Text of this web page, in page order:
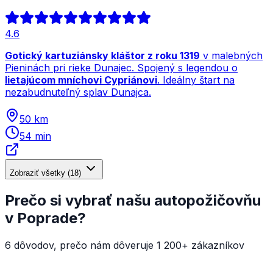
4.6
Gotický kartuziánsky kláštor z roku 1319 v malebných
Pieninách pri rieke Dunajec. Spojený s legendou o
lietajúcom mníchovi Cypriánovi. Ideálny štart na
nezabudnuteľný splav Dunajca.
50 km
54 min
Zobraziť všetky (18)
Prečo si vybrať našu autopožičovňu
v Poprade?
6 dôvodov, prečo nám dôveruje 1 200+ zákazníkov